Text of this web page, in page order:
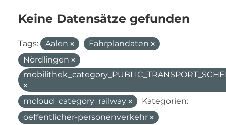
Keine Datensätze gefunden
Tags: Aalen
Fahrplandaten
Nördlingen
mcloud_category_railway
Kategorien:
oeffentlicher-personenverkehr